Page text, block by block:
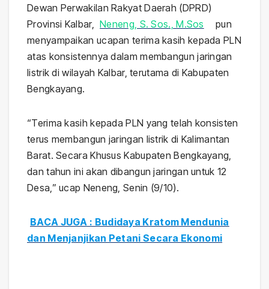
Dewan Perwakilan Rakyat Daerah (DPRD)
Provinsi Kalbar, Neneng, S. Sos., M.Sos
pun
menyampaikan ucapan terima kasih kepada PLN
atas konsistennya dalam membangun jaringan
listrik di wilayah Kalbar, terutama di Kabupaten
Bengkayang.
“Terima kasih kepada PLN yang telah konsisten
terus membangun jaringan listrik di Kalimantan
Barat. Secara Khusus Kabupaten Bengkayang,
dan tahun ini akan dibangun jaringan untuk 12
Desa,” ucap Neneng, Senin (9/10).
BACA JUGA : Budidaya Kratom Mendunia
dan Menjanjikan Petani Secara Ekonomi